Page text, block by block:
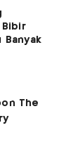
Bibir
Banyak